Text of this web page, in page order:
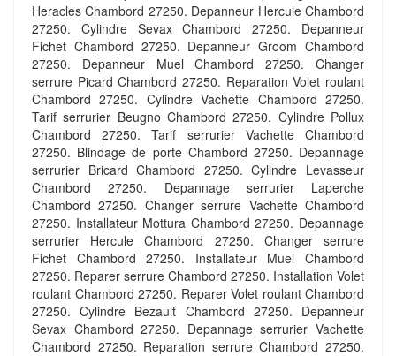
Heracles Chambord 27250. Depanneur Hercule Chambord
27250. Cylindre Sevax Chambord 27250. Depanneur
Fichet Chambord 27250. Depanneur Groom Chambord
27250. Depanneur Muel Chambord 27250. Changer
serrure Picard Chambord 27250. Reparation Volet roulant
Chambord 27250. Cylindre Vachette Chambord 27250.
Tarif serrurier Beugno Chambord 27250. Cylindre Pollux
Chambord 27250. Tarif serrurier Vachette Chambord
27250. Blindage de porte Chambord 27250. Depannage
serrurier Bricard Chambord 27250. Cylindre Levasseur
Chambord 27250. Depannage serrurier Laperche
Chambord 27250. Changer serrure Vachette Chambord
27250. Installateur Mottura Chambord 27250. Depannage
serrurier Hercule Chambord 27250. Changer serrure
Fichet Chambord 27250. Installateur Muel Chambord
27250. Reparer serrure Chambord 27250. Installation Volet
roulant Chambord 27250. Reparer Volet roulant Chambord
27250. Cylindre Bezault Chambord 27250. Depanneur
Sevax Chambord 27250. Depannage serrurier Vachette
Chambord 27250. Reparation serrure Chambord 27250.